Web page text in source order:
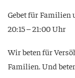
Gebet für Fami­li­en
20:15 – 21:00 Uhr
Wir beten für
Fami­li­en. Und